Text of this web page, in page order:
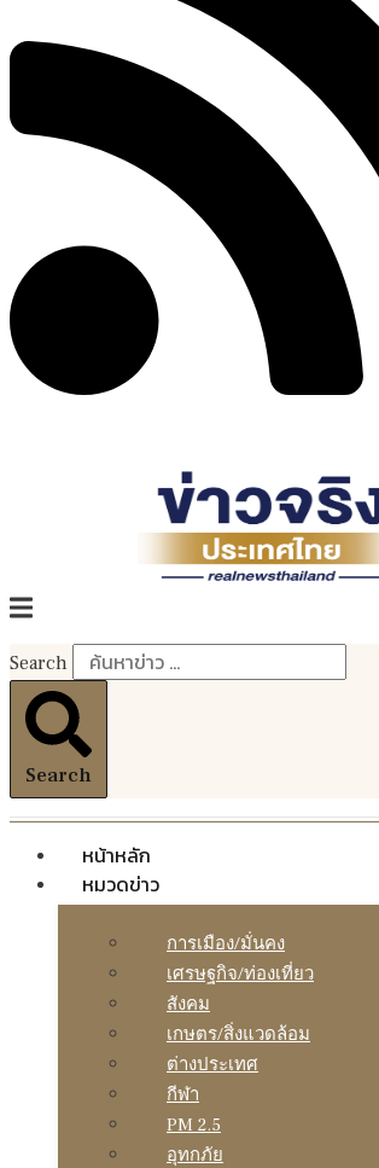
Search
Search
หน้าหลัก
หมวดข่าว
การเมือง/มั่นคง
เศรษฐกิจ/ท่องเที่ยว
สังคม
เกษตร/สิ่งแวดล้อม
ต่างประเทศ
กีฬา
PM 2.5
อุทกภัย